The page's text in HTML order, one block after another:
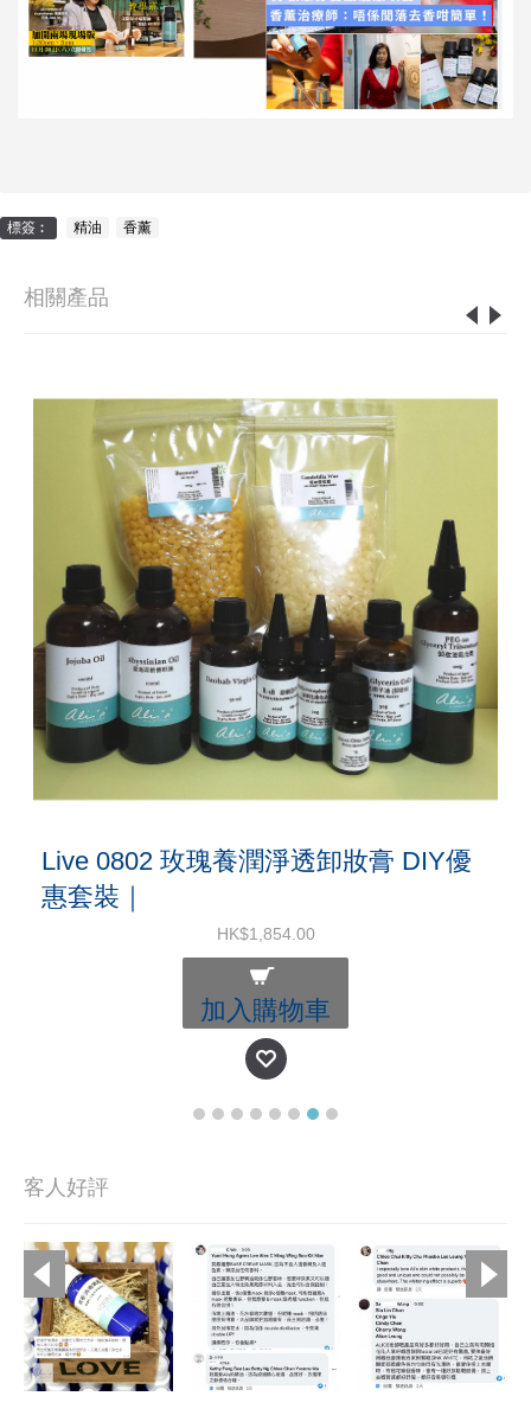
標簽︰ 精油 香薰
相關產品
Live 0802 玫瑰養潤淨透卸妝膏 DIY優
惠套裝｜
HK$1,854.00
加入購物車
客人好評